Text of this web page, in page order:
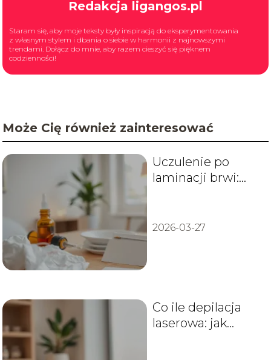
Redakcja ligangos.pl
Staram się, aby moje teksty były inspiracją do eksperymentowania
z własnym stylem i dbania o siebie w harmonii z najnowszymi
trendami. Dołącz do mnie, aby razem cieszyć się pięknem
codzienności!
Może Cię również zainteresować
Uczulenie po
laminacji brwi:
2026-03-27
Co ile depilacja
laserowa: jak